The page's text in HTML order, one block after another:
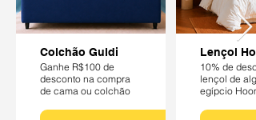
Colchão Guldi
Ganhe R$100 de
desconto na compra
de cama ou colchão
Lençol
10% de
lençol de
egípcio